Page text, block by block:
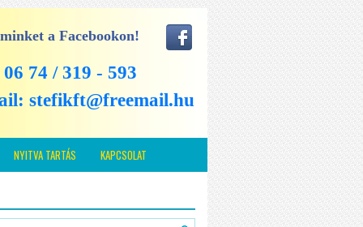
a Facebookon!
74 / 319 - 593
stefikft@freemail.hu
NYITVA TARTÁS KAPCSOLAT